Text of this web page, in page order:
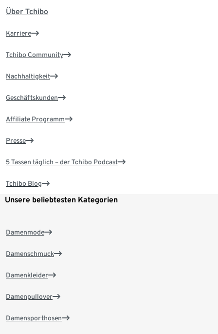
Über Tchibo
Karriere
Tchibo Community
Nachhaltigkeit
Geschäftskunden
Affiliate Programm
Presse
5 Tassen täglich – der Tchibo Podcast
Tchibo Blog
Unsere beliebtesten Kategorien
Damenmode
Damenschmuck
Damenkleider
Damenpullover
Damensporthosen